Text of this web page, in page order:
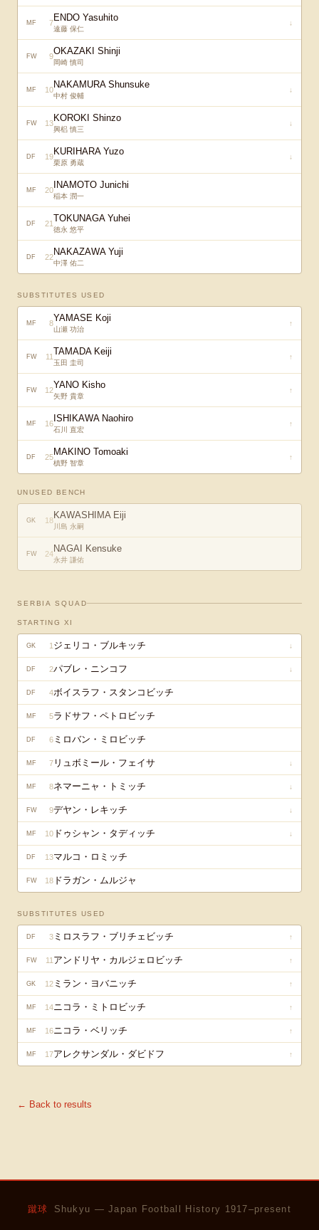
MF 7ENDO Yasuhito
遠藤 保仁
↓
FW 9OKAZAKI Shinji
岡崎 慎司
MF 10NAKAMURA Shunsuke
中村 俊輔
↓
FW 13KOROKI Shinzo
興梠 慎三
↓
DF 19KURIHARA Yuzo
栗原 勇蔵
↓
MF 20 INAMOTO Junichi
稲本 潤一
DF 21TOKUNAGA Yuhei
徳永 悠平
DF 22NAKAZAWA Yuji
中澤 佑二
SUBSTITUTES USED
MF 8YAMASE Koji
山瀬 功治
↑
FW 11TAMADA Keiji
玉田 圭司
↑
FW 12YANO Kisho
矢野 貴章
↑
MF 16 ISHIKAWA Naohiro
石川 直宏
↑
DF 25MAKINO Tomoaki
槙野 智章
↑
UNUSED BENCH
GK 18KAWASHIMA Eiji
川島 永嗣
FW 24NAGAI Kensuke
永井 謙佑
SERBIA SQUAD
STARTING XI
GK 1 ジェリコ・ブルキッチ ↓
DF 2パブレ・ニンコフ ↓
DF 4ボイスラフ・スタンコビッチ
MF 5ラドサフ・ペトロビッチ
DF 6 ミロバン・ミロビッチ
MF 7 リュボミール・フェイサ ↓
MF 8ネマーニャ・トミッチ ↓
FW 9デヤン・レキッチ ↓
MF 10 ドゥシャン・タディッチ ↓
DF 13マルコ・ロミッチ
FW 18 ドラガン・ムルジャ
SUBSTITUTES USED
DF 3 ミロスラフ・ブリチェビッチ ↑
FW 11 アンドリヤ・カルジェロビッチ ↑
GK 12 ミラン・ヨバニッチ ↑
MF 14ニコラ・ミトロビッチ ↑
MF 16ニコラ・ベリッチ ↑
MF 17アレクサンダル・ダビドフ ↑
← Back to results
蹴球 Shukyu — Japan Football History 1917–present